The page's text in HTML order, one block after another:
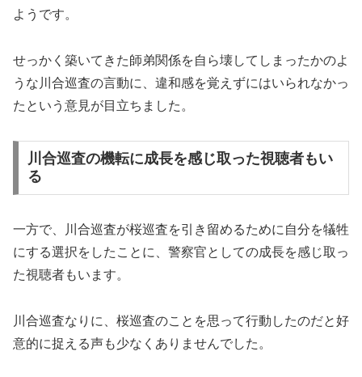
ようです。
せっかく築いてきた師弟関係を自ら壊してしまったかのよ
うな川合巡査の言動に、違和感を覚えずにはいられなかっ
たという意見が目立ちました。
川合巡査の機転に成長を感じ取った視聴者もい
る
一方で、川合巡査が桜巡査を引き留めるために自分を犠牲
にする選択をしたことに、警察官としての成長を感じ取っ
た視聴者もいます。
川合巡査なりに、桜巡査のことを思って行動したのだと好
意的に捉える声も少なくありませんでした。